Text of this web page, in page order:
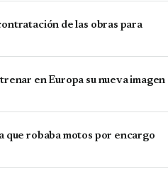
de las obras para
en Europa su nueva imagen
que robaba motos por encargo